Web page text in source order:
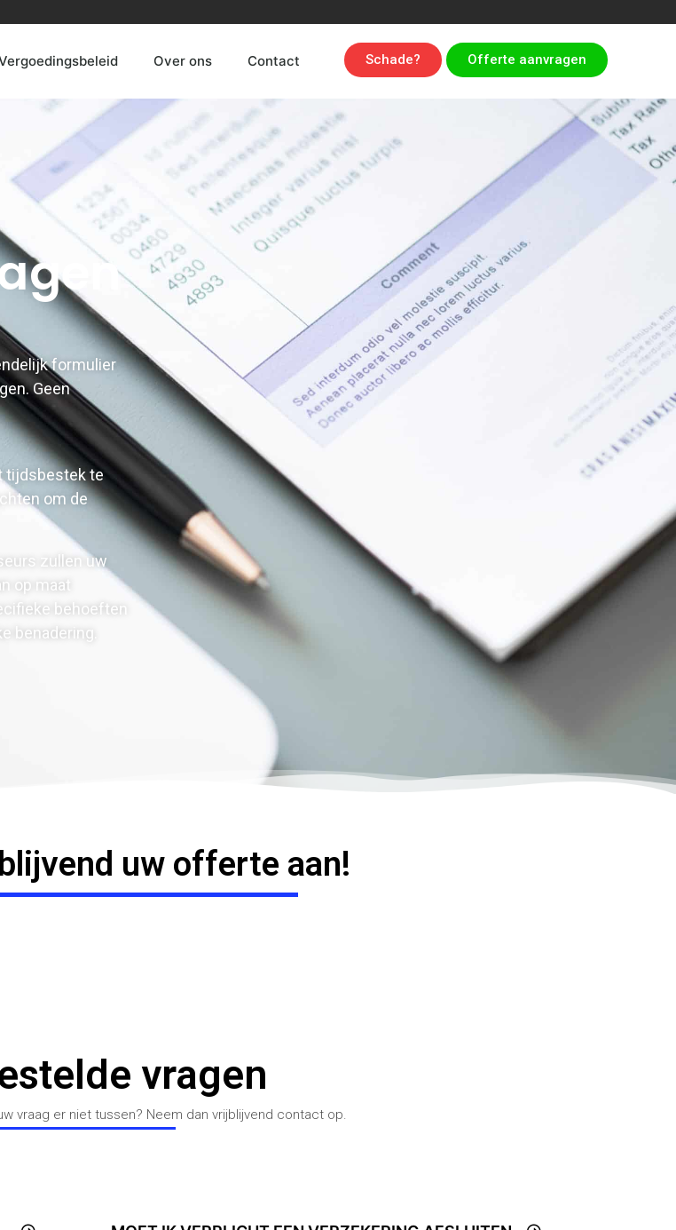
Over ons Contact Schade? Offerte aanvragen
formulier
Geen
tijdsbestek te
om de
zullen uw
op maat
behoeften
benadering.
uw offerte aan!
vragen
vraag er niet tussen? Neem dan vrijblijvend contact op.